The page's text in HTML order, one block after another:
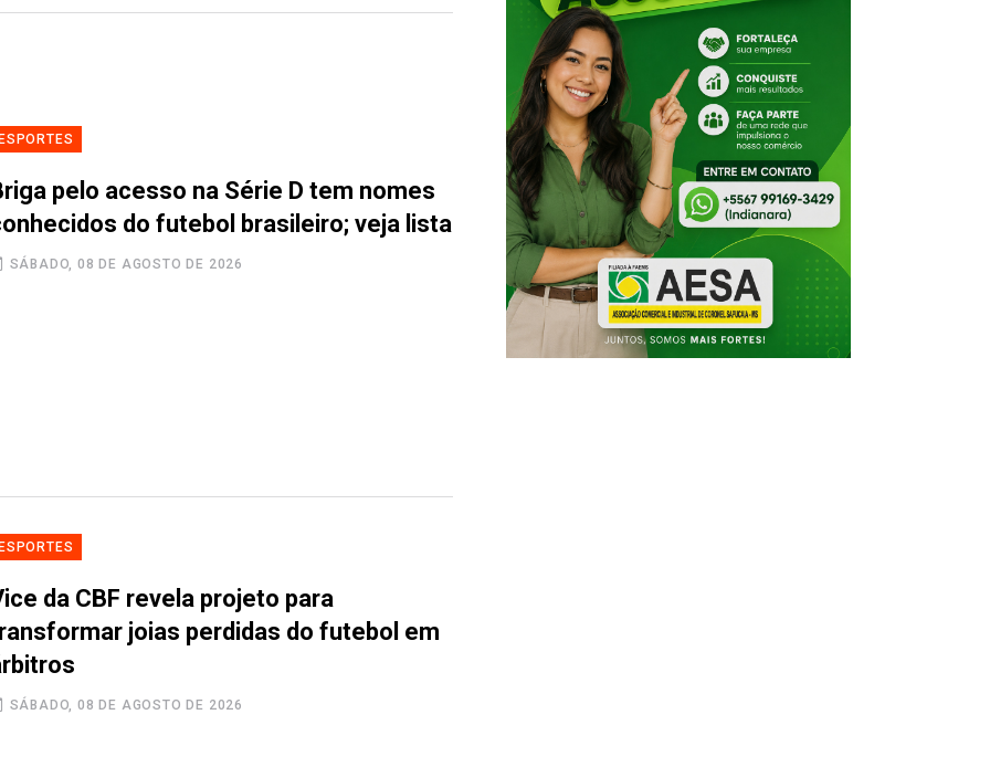
pelo acesso na Série D tem nomes
do futebol brasileiro; veja lista
SÁBADO, 08 DE AGOSTO DE 2026
da CBF revela projeto para
joias perdidas do futebol em
SÁBADO, 08 DE AGOSTO DE 2026